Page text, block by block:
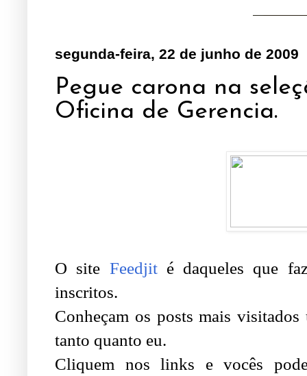
segunda-feira, 22 de junho de 2009
Pegue carona na
Oficina de Gerencia.
O site Feedjité daqueles que
inscritos.
Conheçam os posts mais
tanto quanto eu.
Cliquem nos links e vocês